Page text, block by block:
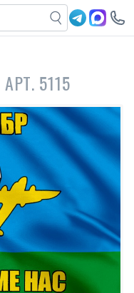
АРТ. 5115